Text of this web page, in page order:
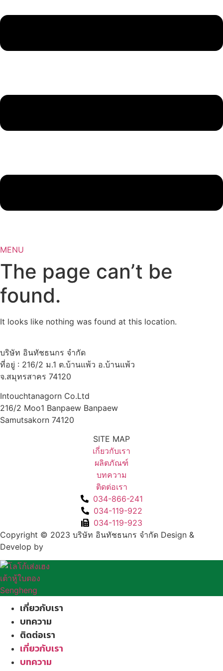
MENU
The page can’t be
found.
It looks like nothing was found at this location.
บริษัท อินทัชธนกร จำกัด
ที่อยู่ : 216/2 ม.1 ต.บ้านแพ้ว อ.บ้านแพ้ว
จ.สมุทรสาคร 74120
Intouchtanagorn Co.Ltd
216/2 Moo1 Banpaew Banpaew
Samutsakorn 74120
SITE MAP
เกี่ยวกับเรา
ผลิตภัณฑ์
บทความ
ติดต่อเรา
034-866-241
034-119-922
034-119-923
Copyright © 2023 บริษัท อินทัชธนกร จำกัด Design &
Develop by
เกี่ยวกับเรา
บทความ
ติดต่อเรา
เกี่ยวกับเรา
บทความ